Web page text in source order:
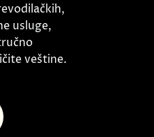
usluge,
veštine.